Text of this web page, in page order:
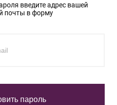
введите адрес вашей
почты в форму